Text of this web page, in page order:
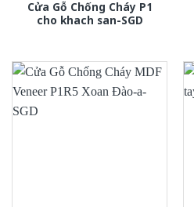
Cửa Gỗ Chống Cháy P1
cho khach san-SGD